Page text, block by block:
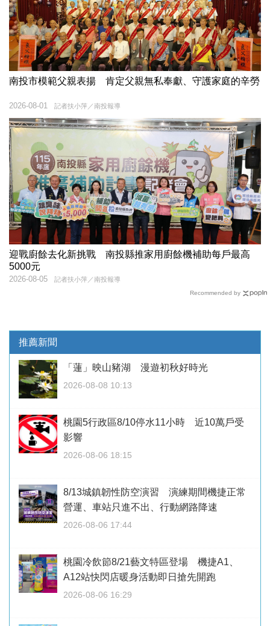
南投市模範父親表揚 肯定父親無私奉獻、守護家庭的辛勞
記者扶小萍／南投報導
2026-08-01
迎戰廚餘去化新挑戰 南投縣推家用廚餘機補助每戶最高
5000元
記者扶小萍／南投報導
2026-08-05
Recommended by
推薦新聞
「蓮」映山豬湖 漫遊初秋好時光
2026-08-08 10:13
桃園5行政區8/10停水11小時 近10萬戶受
影響
2026-08-06 18:15
8/13城鎮韌性防空演習 演練期間機捷正常
營運、車站只進不出、行動網路降速
2026-08-06 17:44
桃園冷飲節8/21藝文特區登場 機捷A1、
A12站快閃店暖身活動即日搶先開跑
2026-08-06 16:29